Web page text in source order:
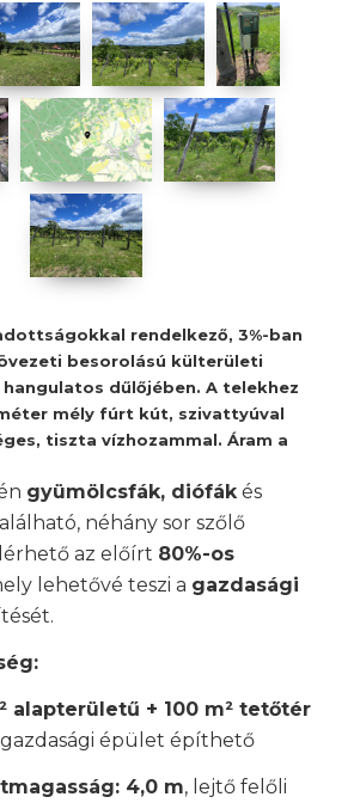
rendelkező, 3%-ban
övezeti besorolású külterületi
hangulatos dűlőjében. A telekhez
mély fúrt kút, szivattyúval
tiszta vízhozammal. Áram a
gyümölcsfák, diófákés
néhány sor szőlő
az előírt 80%-os
lehetővé teszi a gazdasági
alapterületű + 100 m² tetőtér
épület építhető
4,0 m, lejtő felőli